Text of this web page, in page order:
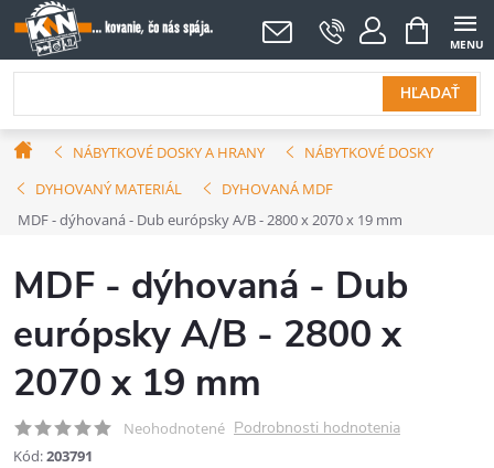
Prejsť
na
obsah
HĽADAŤ
NÁKUPNÝ
KOŠÍK
DomovNÁBYTKOVÉ DOSKY A HRANY
NÁBYTKOVÉ DOSKY
DYHOVANÝ MATERIÁL
DYHOVANÁ MDF
MDF - dýhovaná - Dub európsky A/B - 2800 x 2070 x 19 mm
MDF - dýhovaná - Dub
európsky A/B - 2800 x
2070 x 19 mm
Neohodnotené Podrobnosti hodnotenia
Kód:203791